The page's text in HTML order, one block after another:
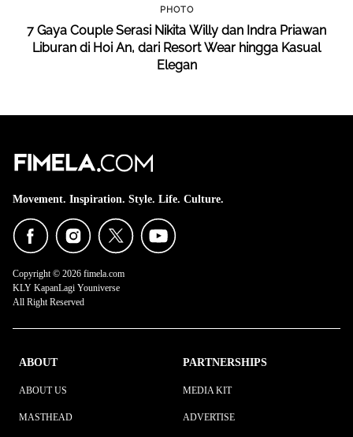
PHOTO
7 Gaya Couple Serasi Nikita Willy dan Indra Priawan
Liburan di Hoi An, dari Resort Wear hingga Kasual
Elegan
Movement. Inspiration. Style. Life. Culture.
Copyright © 2026 fimela.com
KLY KapanLagi Youniverse
All Right Reserved
ABOUT
ABOUT US
MASTHEAD
PARTNERSHIPS
MEDIA KIT
ADVERTISE